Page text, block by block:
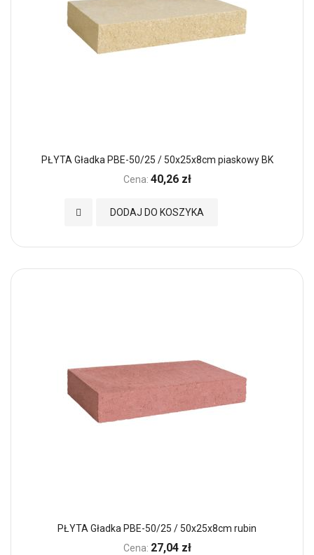
PŁYTA Gładka PBE-50/25 / 50x25x8cm piaskowy BK
Cena: 40,26 zł
DODAJ DO KOSZYKA
Dodaj do Ulubionych
PŁYTA Gładka PBE-50/25 / 50x25x8cm rubin
Cena: 27,04 zł